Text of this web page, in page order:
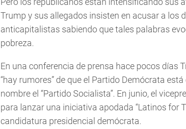
Trump y sus allegados insisten en acusar a los
anticapitalistas sabiendo que tales palabras
pobreza.
En una conferencia de prensa hace pocos días
“hay rumores” de que el Partido Demócrata
nombre el “Partido Socialista”. En junio, el
para lanzar una iniciativa apodada “Latinos for
candidatura presidencial demócrata.